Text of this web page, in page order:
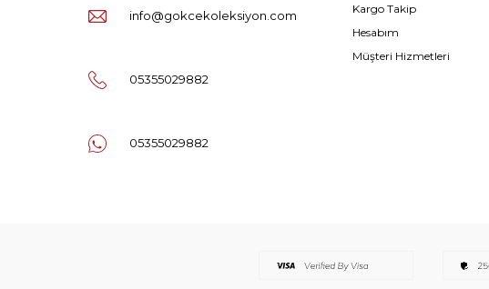
info@gokcekoleksiyon.com
05355029882
05355029882
Kargo Takip
Hesabım
Müşteri Hizmetleri